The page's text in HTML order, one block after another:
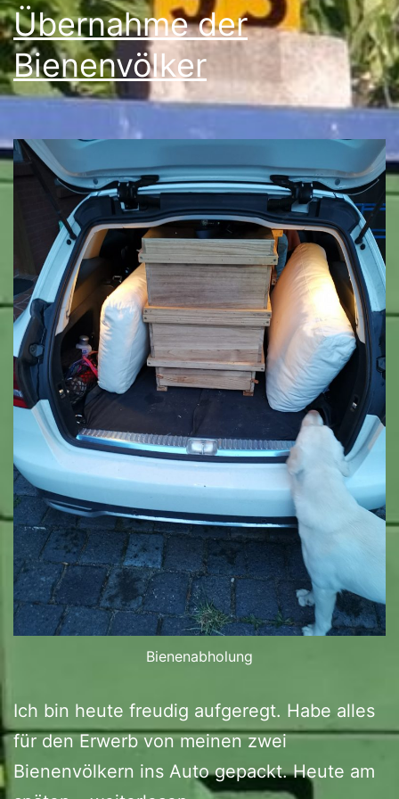
Übernahme der
Bienenvölker
Bienenabholung
Ich bin heute freudig aufgeregt. Habe alles
für den Erwerb von meinen zwei
Bienenvölkern ins Auto gepackt. Heute am